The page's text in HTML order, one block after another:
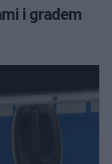
i gradem